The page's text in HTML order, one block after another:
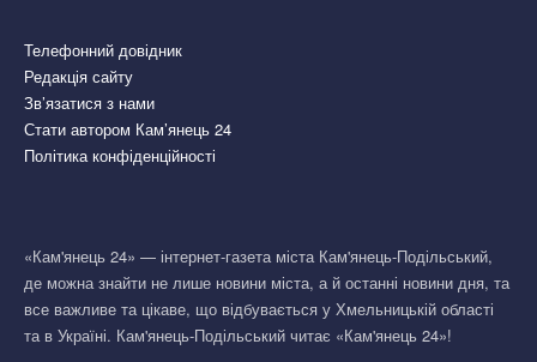
Телефонний довідник
Редакція сайту
Зв’язатися з нами
Стати автором Кам’янець 24
Політика конфіденційності
«Кам'янець 24» — інтернет-газета міста Кам'янець-Подільський,
де можна знайти не лише новини міста, а й останні новини дня, та
все важливе та цікаве, що відбувається у Хмельницькій області
та в Україні. Кам'янець-Подільський читає «Кам'янець 24»!